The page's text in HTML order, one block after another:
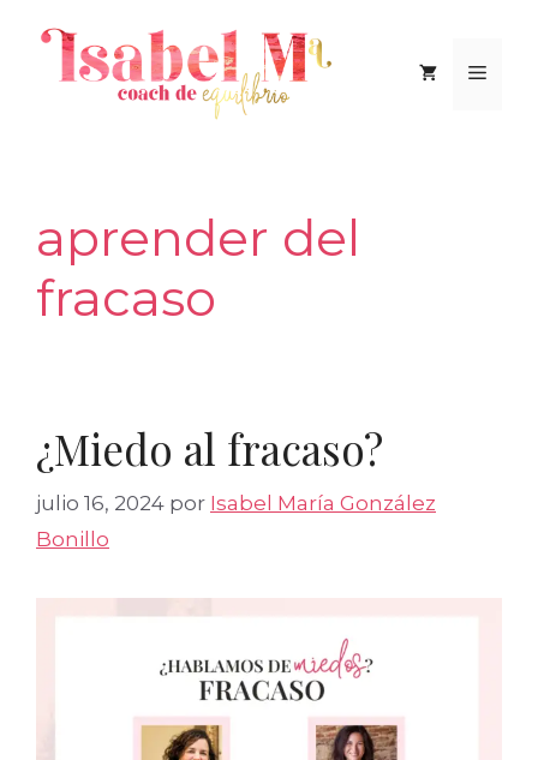
contenido
Menú
aprender del
fracaso
¿Miedo al fracaso?
julio 16, 2024 por Isabel María González
Bonillo